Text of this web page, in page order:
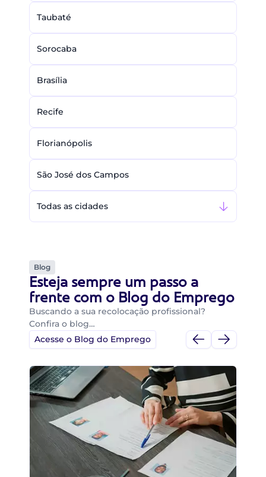
Taubaté
Sorocaba
Brasília
Recife
Florianópolis
São José dos Campos
Todas as cidades
Blog
Esteja sempre um passo a
frente com o Blog do Emprego
Buscando a sua recolocação profissional?
Confira o blog…
Acesse o Blog do Emprego